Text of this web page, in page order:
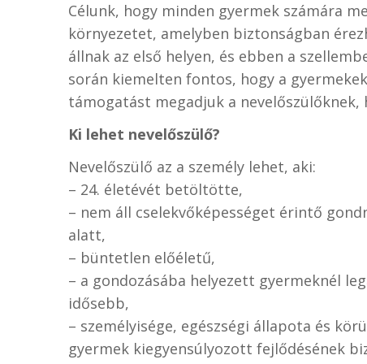
Célunk, hogy minden gyermek számára
környezetet, amelyben biztonságban
állnak az első helyen, és ebben a
során kiemelten fontos, hogy a
támogatást megadjuk a
Ki lehet nevelőszülő?
Nevelőszülő az a személy lehet, aki:
– 24. életévét betöltötte,
– nem áll cselekvőképességet érintő
alatt,
– büntetlen előéletű,
– a gondozásába helyezett gyermeknél
idősebb,
– személyisége, egészségi állapota és
gyermek kiegyensúlyozott fejlődésének